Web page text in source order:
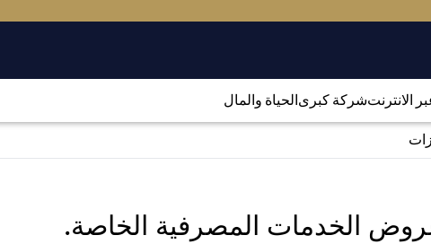
الانترنتشركة كبرىالحياة والمال
الخدمات المصرفية الخاصة.